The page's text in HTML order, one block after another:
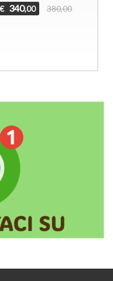
€ 340,00 380,00